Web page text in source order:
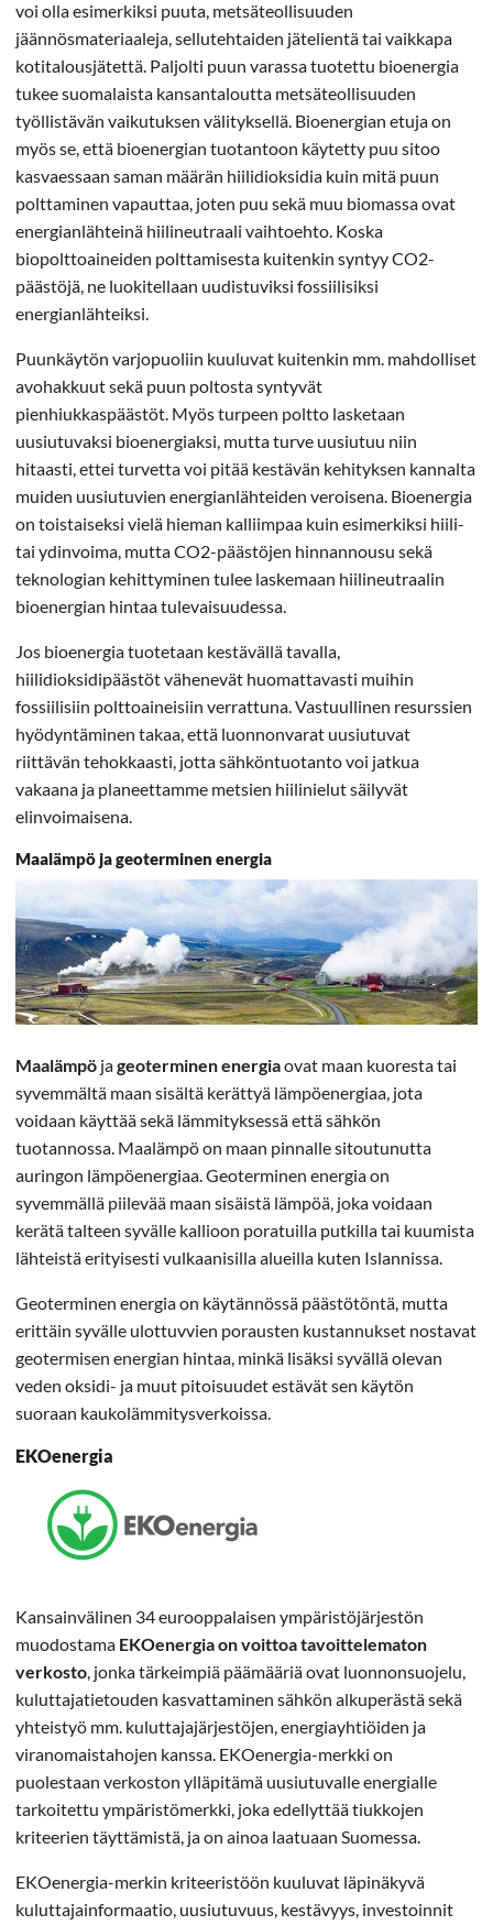
voi olla esimerkiksi puuta, metsäteollisuuden
jäännösmateriaaleja, sellutehtaiden jätelientä tai vaikkapa
kotitalousjätettä. Paljolti puun varassa tuotettu bioenergia
tukee suomalaista kansantaloutta metsäteollisuuden
työllistävän vaikutuksen välityksellä. Bioenergian etuja on
myös se, että bioenergian tuotantoon käytetty puu sitoo
kasvaessaan saman määrän hiilidioksidia kuin mitä puun
polttaminen vapauttaa, joten puu sekä muu biomassa ovat
energianlähteinä hiilineutraali vaihtoehto. Koska
biopolttoaineiden polttamisesta kuitenkin syntyy CO2-
päästöjä, ne luokitellaan uudistuviksi fossiilisiksi
energianlähteiksi.
Puunkäytön varjopuoliin kuuluvat kuitenkin mm. mahdolliset
avohakkuut sekä puun poltosta syntyvät
pienhiukkaspäästöt. Myös turpeen poltto lasketaan
uusiutuvaksi bioenergiaksi, mutta turve uusiutuu niin
hitaasti, ettei turvetta voi pitää kestävän kehityksen kannalta
muiden uusiutuvien energianlähteiden veroisena. Bioenergia
on toistaiseksi vielä hieman kalliimpaa kuin esimerkiksi hiili-
tai ydinvoima, mutta CO2-päästöjen hinnannousu sekä
teknologian kehittyminen tulee laskemaan hiilineutraalin
bioenergian hintaa tulevaisuudessa.
Jos bioenergia tuotetaan kestävällä tavalla,
hiilidioksidipäästöt vähenevät huomattavasti muihin
fossiilisiin polttoaineisiin verrattuna. Vastuullinen resurssien
hyödyntäminen takaa, että luonnonvarat uusiutuvat
riittävän tehokkaasti, jotta sähköntuotanto voi jatkua
vakaana ja planeettamme metsien hiilinielut säilyvät
elinvoimaisena.
Maalämpö ja geoterminen energia
Maalämpö jageoterminen energiaovat maan kuoresta tai
syvemmältä maan sisältä kerättyä lämpöenergiaa, jota
voidaan käyttää sekä lämmityksessä että sähkön
tuotannossa. Maalämpö on maan pinnalle sitoutunutta
auringon lämpöenergiaa. Geoterminen energia on
syvemmällä piilevää maan sisäistä lämpöä, joka voidaan
kerätä talteen syvälle kallioon poratuilla putkilla tai kuumista
lähteistä erityisesti vulkaanisilla alueilla kuten Islannissa.
Geoterminen energia on käytännössä päästötöntä, mutta
erittäin syvälle ulottuvvien porausten kustannukset nostavat
geotermisen energian hintaa, minkä lisäksi syvällä olevan
veden oksidi- ja muut pitoisuudet estävät sen käytön
suoraan kaukolämmitysverkoissa.
EKOenergia
Kansainvälinen 34 eurooppalaisen ympäristöjärjestön
muodostama EKOenergia on voittoa tavoittelematon
verkosto, jonka tärkeimpiä päämääriä ovat luonnonsuojelu,
kuluttajatietouden kasvattaminen sähkön alkuperästä sekä
yhteistyö mm. kuluttajajärjestöjen, energiayhtiöiden ja
viranomaistahojen kanssa. EKOenergia-merkki on
puolestaan verkoston ylläpitämä uusiutuvalle energialle
tarkoitettu ympäristömerkki, joka edellyttää tiukkojen
kriteerien täyttämistä, ja on ainoa laatuaan Suomessa.
EKOenergia-merkin kriteeristöön kuuluvat läpinäkyvä
kuluttajainformaatio, uusiutuvuus, kestävyys, investoinnit